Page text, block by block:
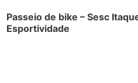
Passeio de bike – Sesc
Esportividade